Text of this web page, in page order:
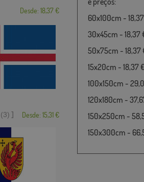
Desde: 18,37 €
(3) ] Desde: 15,31 €
60x100cm -
30x45cm - 18,37
50x75cm - 18,37
15x20cm - 18,37
100x150cm -
120x180cm -
150x250cm -
150x300cm -